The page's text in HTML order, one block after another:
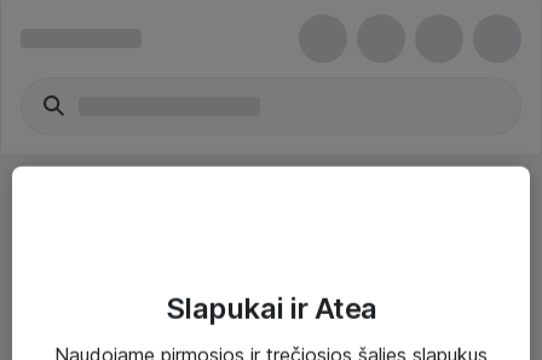
Slapukai ir Atea
Naudojame pirmosios ir trečiosios šalies slapukus